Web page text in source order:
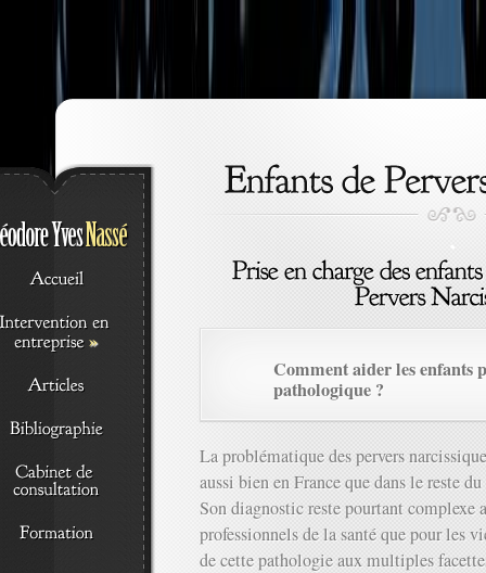
»
Comment aider les enfants
pathologique ?
La problématique des pervers
aussi bien en France que dans le reste
Son diagnostic reste pourtant complexe
professionnels de la santé que pour les
de cette pathologie aux multiples